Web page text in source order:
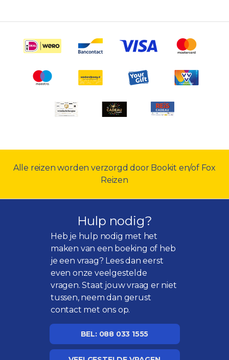
Alle reizen worden verzorgd door Bookit en/of Fox
Reizen
Hulp nodig?
Heb je hulp nodig met het
maken van een boeking of heb
je een vraag? Lees dan eerst
even onzeveelgestelde
vragen. Staat jouw vraag er niet
tussen, neem dan gerust
contact met ons op.
BEL: 088 033 1555